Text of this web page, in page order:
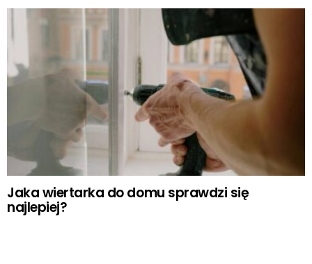
Jaka wiertarka do domu sprawdzi się
najlepiej?